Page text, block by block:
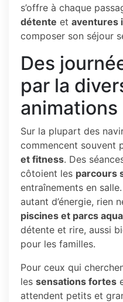
s’offre à chaque
détente et aventures
composer son séjour
Des
par la
animations
Sur la plupart des
commencent souvent
et fitness. Des
côtoient les parcours
entraînements en
autant d’énergie, rien
piscines et parcs
détente et rire, aussi
pour les familles.
Pour ceux qui
les sensations fortes
attendent petits et